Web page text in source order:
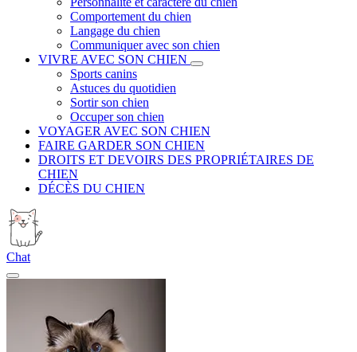
Comportement du chien
Langage du chien
Communiquer avec son chien
VIVRE AVEC SON CHIEN
Sports canins
Astuces du quotidien
Sortir son chien
Occuper son chien
VOYAGER AVEC SON CHIEN
FAIRE GARDER SON CHIEN
DROITS ET DEVOIRS DES PROPRIÉTAIRES DE
CHIEN
DÉCÈS DU CHIEN
Chat